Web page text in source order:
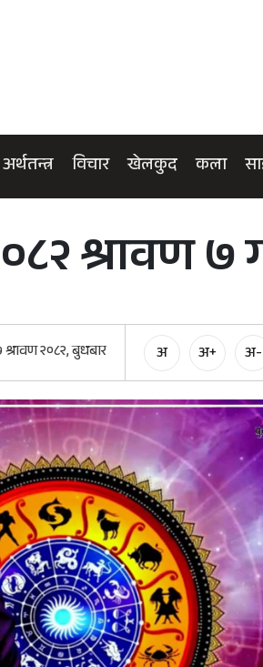
अर्थतन्त्र विचार खेलकुद कला
श्रावण ७
२०८२, बुधबार अ अ+ अ-